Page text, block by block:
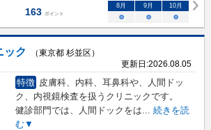
163 ポイント
8月 9月 10月
○ ○ ○
ック
（東京都 杉並区）
更新日:2026.08.05
特徴 皮膚科、内科、耳鼻科や、人間ドッ
ク、内視鏡検査を扱うクリニックです。
健診部門では、人間ドックをは
続きを読
む▼